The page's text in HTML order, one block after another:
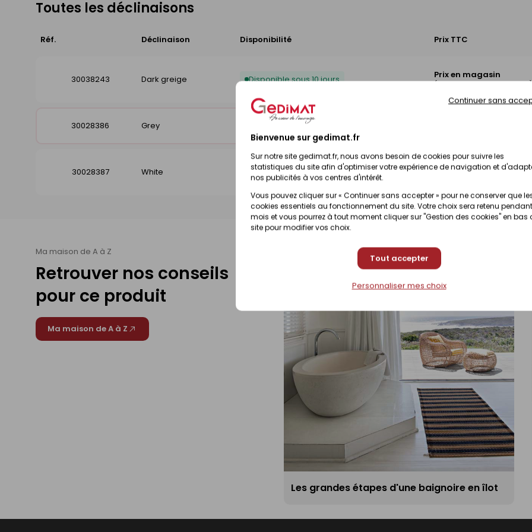
Bienvenue sur gedimat.fr
Sur notre site gedimat.fr, nous avons besoin de cookies pour suivre les
statistiques du site afin d'optimiser votre expérience de navigation et
nos publicités à vos centres d'intérêt.
Vous pouvez cliquer sur « Continuer sans accepter » pour ne conserver que
cookies essentiels au fonctionnement du site. Votre choix sera retenu pendant
mois et vous pourrez à tout moment cliquer sur "Gestion des cookies" en bas
site pour modifier vos choix.
Tout accepter
Continuer sans
Personnaliser mes choix
Toutes les déclinaisons
Réf. Déclinaison Disponibilité Prix TTC
30038243
Dark greige Disponible sous 10 jours Prix en magasin
(contactez votre magasin)
30028386 Grey Disponible sous 10 jours
30028387 White Disponible sous 10 jours Prix en magasin
Ma maison de A à Z
Retrouver nos conseils
pour ce produit
Ma maison de A à Z
Les grandes étapes d'une baignoire en îlot